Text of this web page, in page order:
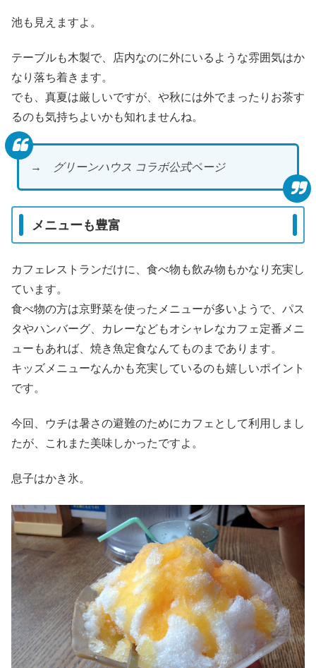
池も見えますよ。
テーブルも木製で、店内なのに外にいるような雰囲気はか
なり落ち着きます。
でも、真夏は厳しいですが、や秋には外でまったりお茶す
るのも気持ちよいかも知れませんね。
→ グリーンハウス コラボ公式ページ
メニューも豊富
カフェレストランだけに、食べ物も飲み物もかなり充実し
ています。
食べ物の方は京野菜を使ったメニューが多いようで、パス
タやハンバーグ、カレーなどもオシャレなカフェ定番メニ
ューもあれば、焼き魚定食なんてものまであります。
キッズメニューなんかも充実しているのも嬉しいポイント
です。
今回、ウチは暑さの避難のためにカフェとして利用しまし
たが、これまた美味しかったですよ。
息子はかき氷。